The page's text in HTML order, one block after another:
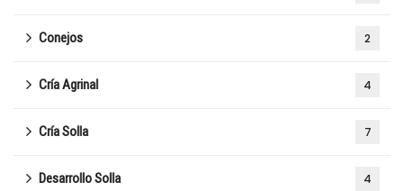
Conejos 2
Cría Agrinal 4
Cría Solla 7
Desarrollo Solla 4